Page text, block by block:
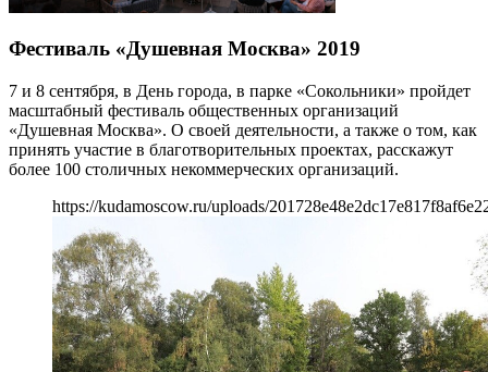
Фестиваль «Душевная Москва» 2019
7 и 8 сентября, в День города, в парке «Сокольники» пройдет
масштабный фестиваль общественных организаций
«Душевная Москва». О своей деятельности, а также о том, как
принять участие в благотворительных проектах, расскажут
более 100 столичных некоммерческих организаций.
https://kudamoscow.ru/uploads/